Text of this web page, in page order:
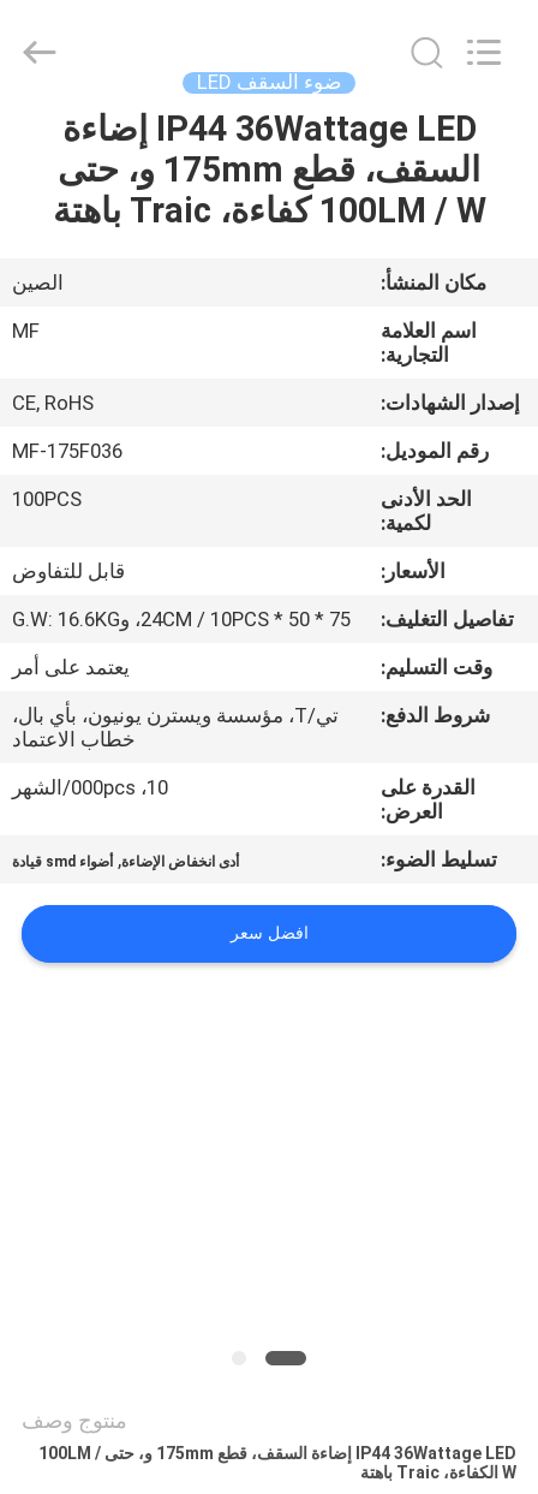
منتجات
أشرطة
فيديو
حول
جولة
المعمل
رقابة
جودة
اتصل
اطلب
اقتباس
Lighting
Co.,Ltd..
ضوء السقف LED
IP44 36Wattage LED إضاءة
السقف، قطع 175mm و، حتى
100LM / W كفاءة، Traic باهتة
مكان المنشأ:
الصين
اسم العلامة
التجارية:
MF
إصدار الشهادات:
CE, RoHS
رقم الموديل:
MF-175F036
الحد الأدنى
لكمية:
100PCS
الأسعار:
قابل للتفاوض
تفاصيل التغليف:
75 * 50 * 24CM / 10PCS، وG.W: 16.6KG
وقت التسليم:
يعتمد على أمر
شروط الدفع:
تي/T، مؤسسة ويسترن يونيون، بأي بال،
خطاب الاعتماد
القدرة على
العرض:
10، 000pcs/الشهر
تسليط الضوء: أدى انخفاض الإضاءة, أضواء smd قيادة
افضل سعر
منتوج وصف
IP44 36Wattage LED إضاءة السقف، قطع 175mm و، حتى 100LM /
W الكفاءة، Traic باهتة